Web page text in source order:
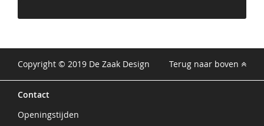
Copyright © 2019 De Zaak Design Terug naar boven
Contact
Openingstijden